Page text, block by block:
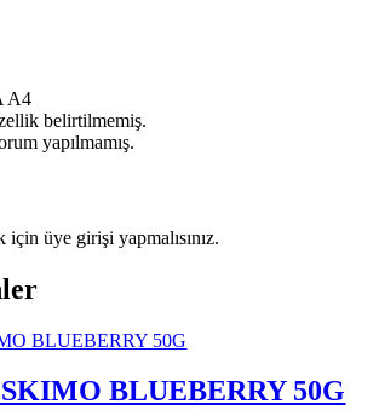
A4
belirtilmemiş.
yapılmamış.
üye girişi yapmalısınız.
BLUEBERRY 50G